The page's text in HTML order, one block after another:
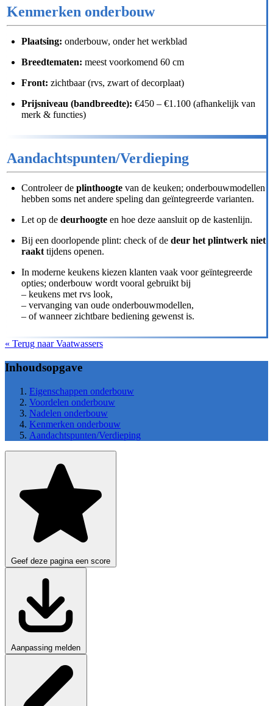
Kenmerken onderbouw
Plaatsing: onderbouw, onder het werkblad
Breedtematen: meest voorkomend 60 cm
Front: zichtbaar (rvs, zwart of decorplaat)
Prijsniveau (bandbreedte): €450 – €1.100 (afhankelijk van
merk & functies)
Aandachtspunten/Verdieping
Controleer de plinthoogte van de keuken; onderbouwmodellen
hebben soms net andere speling dan geïntegreerde varianten.
Let op de deurhoogte en hoe deze aansluit op de kastenlijn.
Bij een doorlopende plint: check of de deur het plintwerk niet
raakttijdens openen.
In moderne keukens kiezen klanten vaak voor geïntegreerde
opties; onderbouw wordt vooral gebruikt bij
– keukens met rvs look,
– vervanging van oude onderbouwmodellen,
– of wanneer zichtbare bediening gewenst is.
« Terug naar Vaatwassers
Inhoudsopgave
Eigenschappen onderbouw
Voordelen onderbouw
Nadelen onderbouw
Kenmerken onderbouw
Aandachtspunten/Verdieping
Geef deze pagina een score
Aanpassing melden